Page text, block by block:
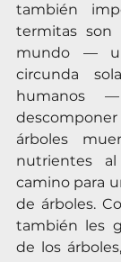
también
termitas son
mundo —
circunda
humanos
árboles
nutrientes
camino para
de árboles.
también les
de los